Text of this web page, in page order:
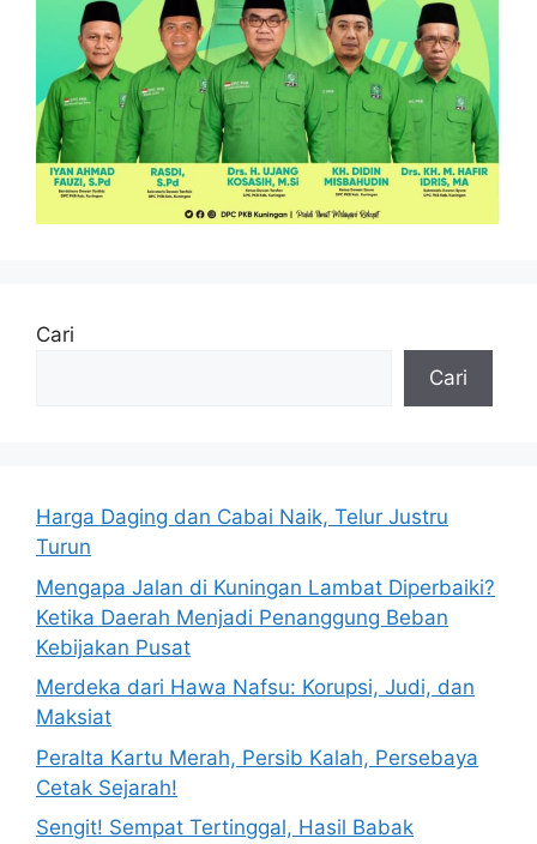
Cari
Cari
Harga Daging dan Cabai Naik, Telur Justru
Turun
Mengapa Jalan di Kuningan Lambat Diperbaiki?
Ketika Daerah Menjadi Penanggung Beban
Kebijakan Pusat
Merdeka dari Hawa Nafsu: Korupsi, Judi, dan
Maksiat
Peralta Kartu Merah, Persib Kalah, Persebaya
Cetak Sejarah!
Sengit! Sempat Tertinggal, Hasil Babak